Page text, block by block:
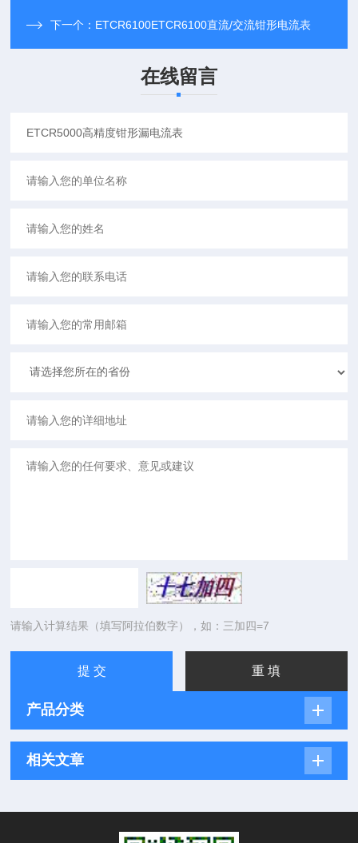
下一个： ETCR6100ETCR6100直流/交流钳形电流表
在线留言
请输入计算结果（填写阿拉伯数字），如：三加四=7
产品分类
相关文章